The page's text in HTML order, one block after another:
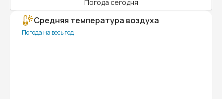
Погода сегодня
Средняя температура воздуха
Погода на весь год